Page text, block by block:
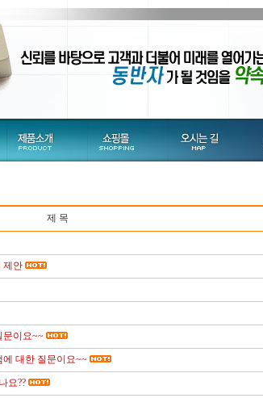
제 목
제안
문이요~~
에 대한 질문이요~~
요??